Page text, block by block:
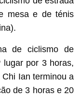
mesa e de ténis
de ciclismo de
lugar por 3 horas,
Ian terminou a
de 3 horas e 20